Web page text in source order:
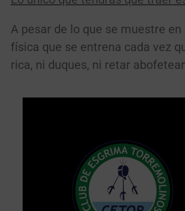
A pesar de lo que se muestre
física que se entrena cada vez
rica, ni duques, ni retar